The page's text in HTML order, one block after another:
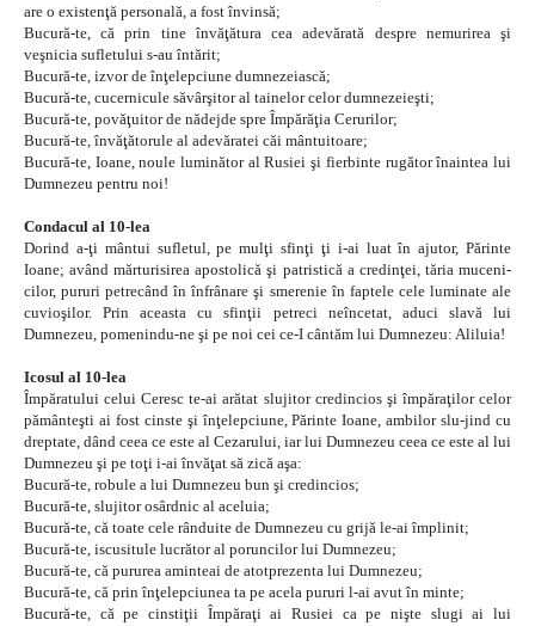
are o existenţă personală, a fost învinsă;
Bucură-te, că prin tine învăţătura cea adevărată despre nemurirea şi
veşnicia sufletului s-au întărit;
Bucură-te, izvor de înţelepciune dumnezeiască;
Bucură-te, cucernicule săvârşitor al tainelor celor dumnezeieşti;
Bucură-te, povăţuitor de nădejde spre Împărăţia Cerurilor;
Bucură-te, învăţătorule al adevăratei căi mântuitoare;
Bucură-te, Ioane, noule luminător al Rusiei şi fierbinte rugător înaintea lui
Dumnezeu pentru noi!
Condacul al 10-lea
Dorind a-ţi mântui sufletul, pe mulţi sfinţi ţi i-ai luat în ajutor, Părinte
Ioane; având mărturisirea apostolică şi patristică a credinţei, tăria muceni-
cilor, pururi petrecând în înfrânare şi smerenie în faptele cele luminate ale
cuvioşilor. Prin aceasta cu sfinţii petreci neîncetat, aduci slavă lui
Dumnezeu, pomenindu-ne şi pe noi cei ce-I cântăm lui Dumnezeu: Aliluia!
Icosul al 10-lea
Împăratului celui Ceresc te-ai arătat slujitor credincios şi împăraţilor celor
pământeşti ai fost cinste şi înţelepciune, Părinte Ioane, ambilor slu-jind cu
dreptate, dând ceea ce este al Cezarului, iar lui Dumnezeu ceea ce este al lui
Dumnezeu şi pe toţi i-ai învăţat să zică aşa:
Bucură-te, robule a lui Dumnezeu bun şi credincios;
Bucură-te, slujitor osârdnic al aceluia;
Bucură-te, că toate cele rânduite de Dumnezeu cu grijă le-ai împlinit;
Bucură-te, iscusitule lucrător al poruncilor lui Dumnezeu;
Bucură-te, că pururea aminteai de atotprezenta lui Dumnezeu;
Bucură-te, că prin înţelepciunea ta pe acela pururi l-ai avut în minte;
Bucură-te, că pe cinstiţii Împăraţi ai Rusiei ca pe nişte slugi ai lui